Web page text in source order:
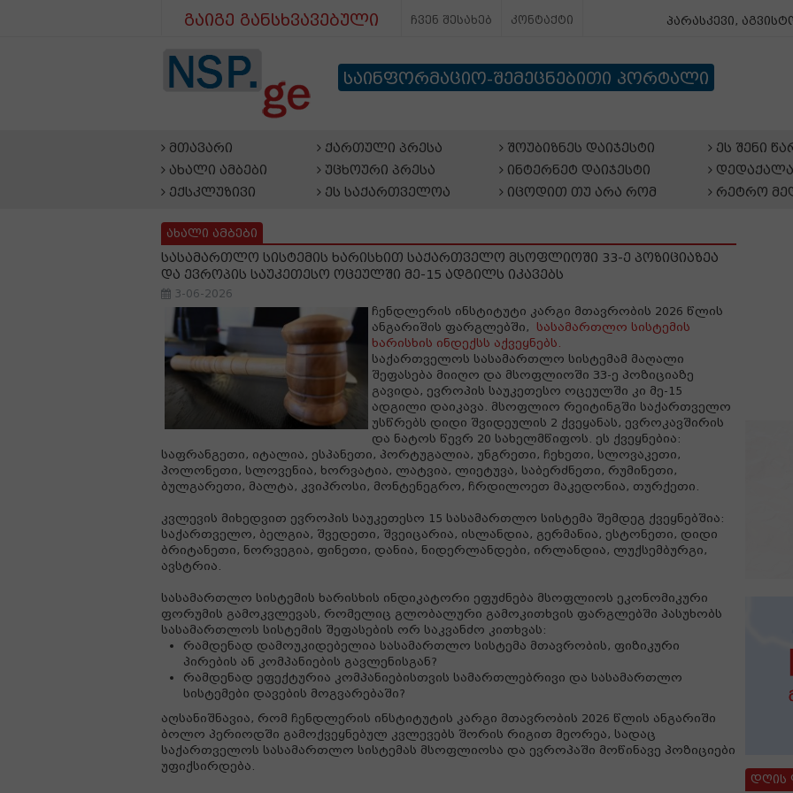
გაიგე განსხვავებული ჩვენ შესახებ კონტაქტი პარასკევი,
საინფორმაციო-შემეცნებითი პორტალი
მთავარი
ახალი ამბები
ექსკლუზივი
ქართული პრესა
უცხოური პრესა
ეს საქართველოა
შოუბიზნეს დაიჯესტი
ინტერნეტ დაიჯესტი
იცოდით თუ არა რომ
ეს შენი
რეტრო
ახალი ამბები
სასამართლო სისტემის ხარისხით საქართველო მსოფლიოში 33-ე პოზიციაზეა
და ევროპის საუკეთესო ოცეულში მე-15 ადგილს იკავებს
3-06-2026
ჩენდლერის ინსტიტუტი კარგი მთავრობის 2026 წლის
ანგარიშის ფარგლებში,
სასამართლო სისტემის
ხარისხის ინდექსს აქვეყნებს.
საქართველოს სასამართლო სისტემამ მაღალი
შეფასება მიიღო და მსოფლიოში 33-ე პოზიციაზე
გავიდა, ევროპის საუკეთესო ოცეულში კი მე-15
ადგილი დაიკავა. მსოფლიო რეიტინგში საქართველო
უსწრებს დიდი შვიდეულის 2 ქვეყანას, ევროკავშირის
და ნატოს წევრ 20 სახელმწიფოს. ეს ქვეყნებია:
საფრანგეთი, იტალია, ესპანეთი, პორტუგალია, უნგრეთი, ჩეხეთი, სლოვაკეთი,
პოლონეთი, სლოვენია, ხორვატია, ლატვია, ლიეტუვა, საბერძნეთი, რუმინეთი,
ბულგარეთი, მალტა, კვიპროსი, მონტენეგრო, ჩრდილოეთ მაკედონია, თურქეთი.
კვლევის მიხედვით ევროპის საუკეთესო 15 სასამართლო სისტემა შემდეგ ქვეყნებშია:
საქართველო, ბელგია, შვედეთი, შვეიცარია, ისლანდია, გერმანია, ესტონეთი, დიდი
ბრიტანეთი, ნორვეგია, ფინეთი, დანია, ნიდერლანდები, ირლანდია, ლუქსემბურგი,
ავსტრია.
სასამართლო სისტემის ხარისხის ინდიკატორი ეფუძნება მსოფლიოს ეკონომიკური
ფორუმის გამოკვლევას, რომელიც გლობალური გამოკითხვის ფარგლებში პასუხობს
სასამართლოს სისტემის შეფასების ორ საკვანძო კითხვას:
რამდენად დამოუკიდებელია სასამართლო სისტემა მთავრობის, ფიზიკური
პირების ან კომპანიების გავლენისგან?
რამდენად ეფექტურია კომპანიებისთვის სამართლებრივი და სასამართლო
სისტემები დავების მოგვარებაში?
აღსანიშნავია, რომ ჩენდლერის ინსტიტუტის კარგი მთავრობის 2026 წლის ანგარიში
ბოლო პერიოდში გამოქვეყნებულ კვლევებს შორის რიგით მეორეა, სადაც
საქართველოს სასამართლო სისტემას მსოფლიოსა და ევროპაში მოწინავე პოზიციები
უფიქსირდება.
დღის